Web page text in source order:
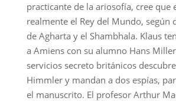
practicante de la ariosofía, cree que
realmente el Rey del Mundo, según
de Agharta y el Shambhala. Klaus
a Amiens con su alumno Hans
servicios secreto británicos
Himmler y mandan a dos espías,
el manuscrito. El profesor Arthur